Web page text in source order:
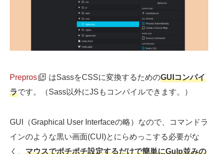
Prepros はSassをCSSに変換するためのGUIコンパイ
ラです。（Sass以外にJSもコンパイルできます。）
GUI（Graphical User Interfaceの略）なので、コマンドラ
インのような黒い画面(CUI)とにらめっこする必要がな
く、 マウスでポチポチ設定するだけで簡単にGulp並みの